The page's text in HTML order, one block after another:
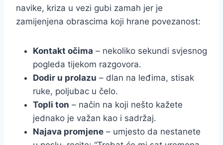
navike, kriza u vezi gubi zamah jer je
zamijenjena obrascima koji hrane povezanost:
Kontakt očima – nekoliko sekundi svjesnog
pogleda tijekom razgovora.
Dodir u prolazu – dlan na leđima, stisak
ruke, poljubac u čelo.
Topli ton – način na koji nešto kažete
jednako je važan kao i sadržaj.
Najava promjene – umjesto da nestanete